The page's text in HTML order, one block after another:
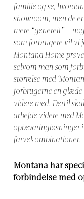
familie og se,
showroom, men de
mere “generelt” –
som forbrugere vil vi
Montana Home
selvom man som
størrelse med
forbrugerne en glæde
videre med. Dertil
arbejde videre med
opbevaringløsninger
farvekombinationer.
Montana har
forbindelse med